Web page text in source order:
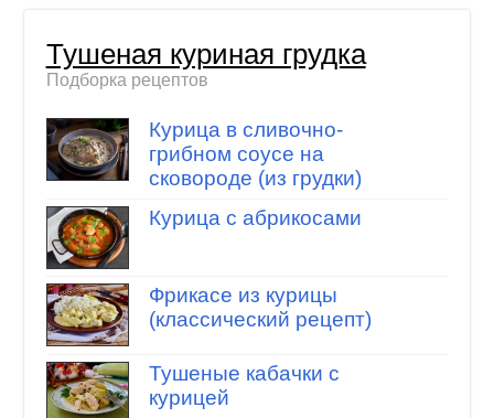
Тушеная куриная грудка
Подборка рецептов
Курица в сливочно-
грибном соусе на
сковороде (из грудки)
Курица с абрикосами
Фрикасе из курицы
(классический рецепт)
Тушеные кабачки с
курицей